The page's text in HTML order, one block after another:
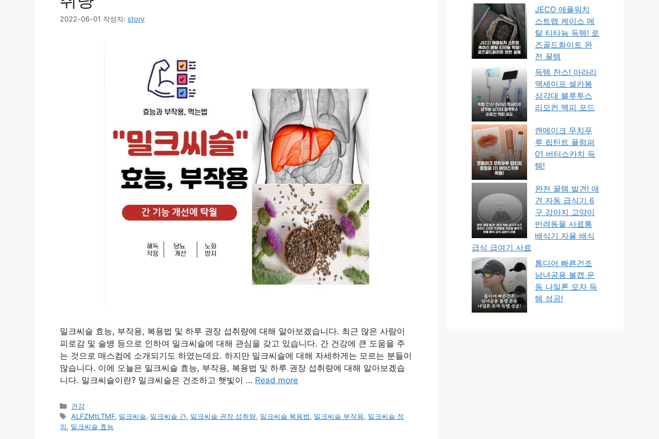
2022-06-01 작성자: story
밀크씨슬 효능, 부작용, 복용법 및 하루 권장 섭취량에 대해 알아보겠습니다. 최근 많은 사람이
피로감 및 술병 등으로 인하여 밀크씨슬에 대해 관심을 갖고 있습니다. 간 건강에 큰 도움을 주
는 것으로 매스컴에 소개되기도 하였는데요. 하지만 밀크씨슬에 대해 자세하게는 모르는 분들이
많습니다. 이에 오늘은 밀크씨슬 효능, 부작용, 복용법 및 하루 권장 섭취량에 대해 알아보겠습
니다. 밀크씨슬이란? 밀크씨슬은 건조하고 햇빛이 … Read more
카
테
고
건강
태
그
ALFZMtLTMF, 밀크씨슬, 밀크씨슬 간, 밀크씨슬 권장 섭취량, 밀크씨슬 복용법, 밀크씨슬 부작용, 밀크씨슬 정
의, 밀크씨슬 효능
JECO 애플워치
스트랩 케이스 메
탈 티타늄 득템! 로
즈골드화이트 완
전 꿀템
득템 찬스! 아라리
맥세이프 셀카봉
삼각대 블루투스
리모컨 맥피 포드
캔메이크 무치푸
루 립틴트 플럼퍼
01 버터스카치 득
템!
완전 꿀템 발견! 애
견 자동 급식기 6
구 강아지 고양이
반려동물 사료통
배식기 자율 배식
급식 급여기 사료
톰디어 빠른건조
남녀공용 볼캡 운
동 나일론 모자 득
템 성공!